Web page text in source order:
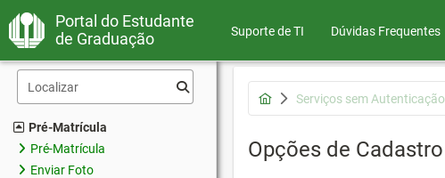
Portal do Estudante
de Graduação
Suporte de TI Dúvidas Frequentes
Pré-Matrícula
Pré-Matrícula
Enviar Foto
Serviços sem Autenticação
Opções de Cadastro